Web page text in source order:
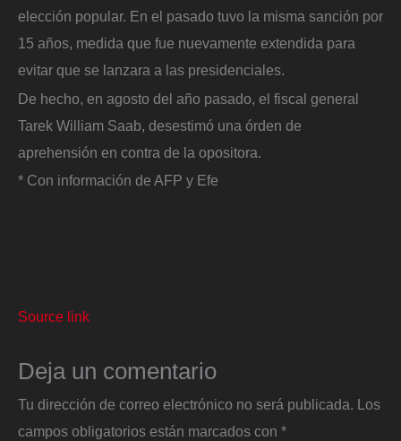
elección popular. En el pasado tuvo la misma sanción por
15 años, medida que fue nuevamente extendida para
evitar que se lanzara a las presidenciales.
De hecho, en agosto del año pasado, el fiscal general
Tarek William Saab, desestimó una órden de
aprehensión en contra de la opositora.
* Con información de AFP y Efe
Source link
Deja un comentario
Tu dirección de correo electrónico no será publicada.
Los
campos obligatorios están marcados con *